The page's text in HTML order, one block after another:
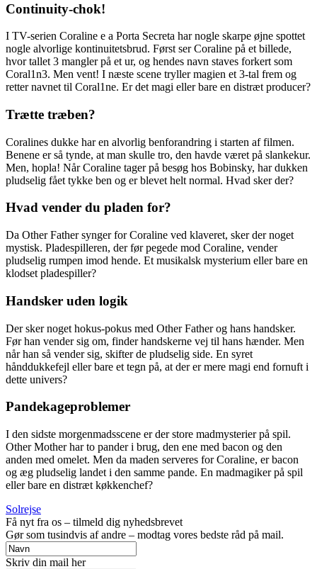
Continuity-chok!
I TV-serien Coraline e a Porta Secreta har nogle skarpe øjne spottet
nogle alvorlige kontinuitetsbrud. Først ser Coraline på et billede,
hvor tallet 3 mangler på et ur, og hendes navn staves forkert som
Coral1n3. Men vent! I næste scene tryller magien et 3-tal frem og
retter navnet til Coral1ne. Er det magi eller bare en distræt producer?
Trætte træben?
Coralines dukke har en alvorlig benforandring i starten af filmen.
Benene er så tynde, at man skulle tro, den havde været på slankekur.
Men, hopla! Når Coraline tager på besøg hos Bobinsky, har dukken
pludselig fået tykke ben og er blevet helt normal. Hvad sker der?
Hvad vender du pladen for?
Da Other Father synger for Coraline ved klaveret, sker der noget
mystisk. Pladespilleren, der før pegede mod Coraline, vender
pludselig rumpen imod hende. Et musikalsk mysterium eller bare en
klodset pladespiller?
Handsker uden logik
Der sker noget hokus-pokus med Other Father og hans handsker.
Før han vender sig om, finder handskerne vej til hans hænder. Men
når han så vender sig, skifter de pludselig side. En syret
hånddukkefejl eller bare et tegn på, at der er mere magi end fornuft i
dette univers?
Pandekageproblemer
I den sidste morgenmadsscene er der store madmysterier på spil.
Other Mother har to pander i brug, den ene med bacon og den
anden med omelet. Men da maden serveres for Coraline, er bacon
og æg pludselig landet i den samme pande. En madmagiker på spil
eller bare en distræt køkkenchef?
Solrejse
Få nyt fra os – tilmeld dig nyhedsbrevet
Gør som tusindvis af andre – modtag vores bedste råd på mail.
Skriv din mail her